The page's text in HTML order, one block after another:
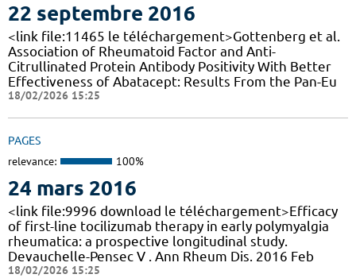
22 septembre 2016
<link file:11465 le téléchargement>Gottenberg et al.
Association of Rheumatoid Factor and Anti-
Citrullinated Protein Antibody Positivity With Better
Effectiveness of Abatacept: Results From the Pan-Eu
18/02/2026 15:25
PAGES
relevance: 100%
24 mars 2016
<link file:9996 download le téléchargement>Efficacy
of first-line tocilizumab therapy in early polymyalgia
rheumatica: a prospective longitudinal study.
Devauchelle-Pensec V . Ann Rheum Dis. 2016 Feb
18/02/2026 15:25